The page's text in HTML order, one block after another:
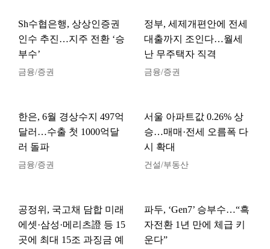
Sh수협은행, 상상인증권
인수 추진…지주 전환 ‘승
부수’
금융/증권
정부, 세제개편안에 전세
대출까지 조인다…월세
난 무주택자 직격
금융/증권
한은, 6월 경상수지 497억
달러…수출 첫 1000억달
러 돌파
금융/증권
서울 아파트값 0.26% 상
승…매매·전세 오름폭 다
시 확대
건설/부동산
공정위, 국고채 담합 미래
에셋·삼성·메리츠證 등 15
곳에 최대 15조 과징금 예
파두, ‘Gen7’ 승부수…“흑
자전환 1년 만에 체급 키
운다”